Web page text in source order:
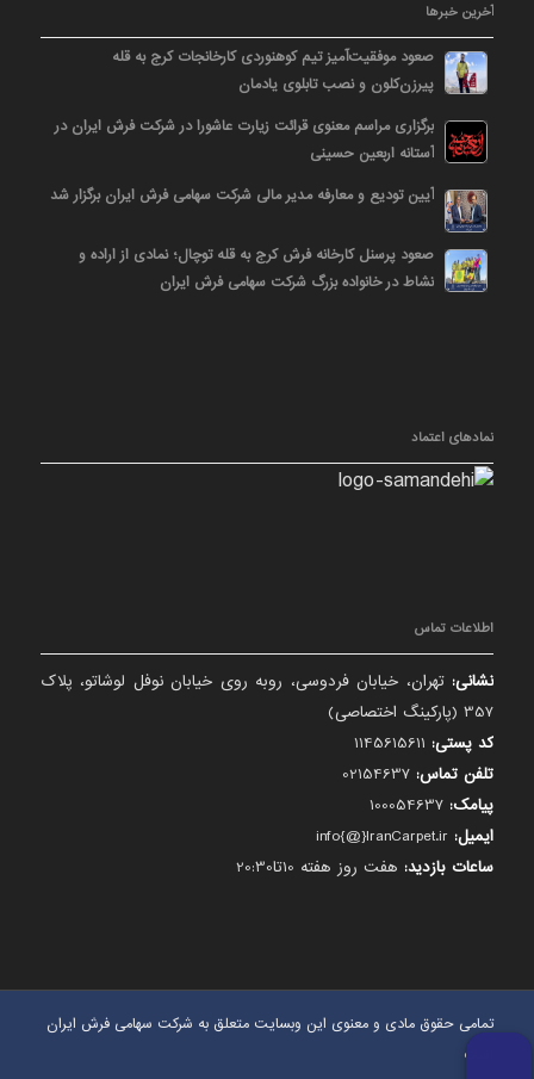
آخرین خبرها
صعود موفقیت‌آمیز تیم کوهنوردی کارخانجات کرج به قله
پیرزن‌کلون و نصب تابلوی یادمان
برگزاری مراسم معنوی قرائت زیارت عاشورا در شرکت فرش ایران در
آستانه اربعین حسینی
آیین تودیع و معارفه مدیر مالی شرکت سهامی فرش ایران برگزار شد
صعود پرسنل کارخانه فرش کرج به قله توچال؛ نمادی از اراده و
نشاط در خانواده بزرگ شرکت سهامی فرش ایران
نمادهای اعتماد
اطلاعات تماس
نشانی: تهران، خیابان فردوسی، روبه روی خیابان نوفل لوشاتو، پلاک
357 (پارکینگ اختصاصی)
کد پستی:
تلفن تماس:
پیامک:
ایمیل:
ساعات بازدید: هفت روز هفته 10تا20:30
تمامی حقوق مادی و معنوی این وبسایت متعلق به شرکت سهامی فرش ایران
است